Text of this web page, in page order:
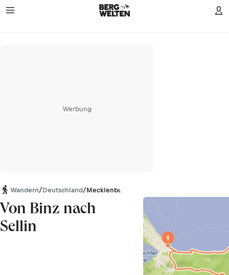
Werbung
Wandern/Deutschland/Mecklenburg-Vorpommern
Von Binz nach
Sellin